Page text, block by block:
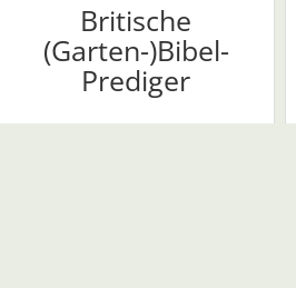
Britische
(Garten-)Bibel-
Prediger